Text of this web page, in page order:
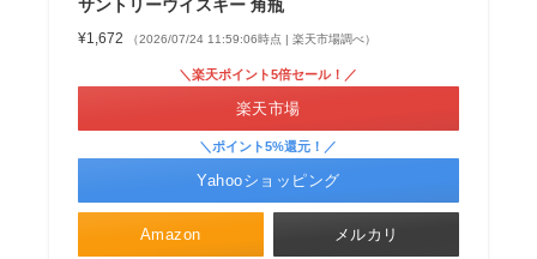
サントリーウイスキー 角瓶
¥1,672 （2026/07/24 11:59:06時点 | 楽天市場調べ）
Amazon
＼楽天ポイント5倍セール！／
楽天市場
＼ポイント5%還元！／
Yahooショッピング
メルカリ